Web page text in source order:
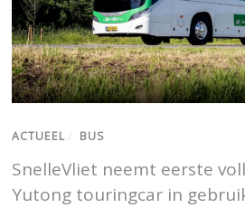
ACTUEEL / BUS
SnelleVliet neemt eerste
Yutong touringcar in